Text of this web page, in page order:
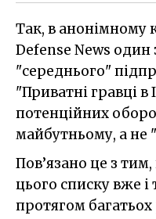
Так, в анонімному
Defense News один
"середнього"
"Приватні гравці в
потенційних
майбутньому, а не
Пов’язано це з
цього списку вже і
протягом